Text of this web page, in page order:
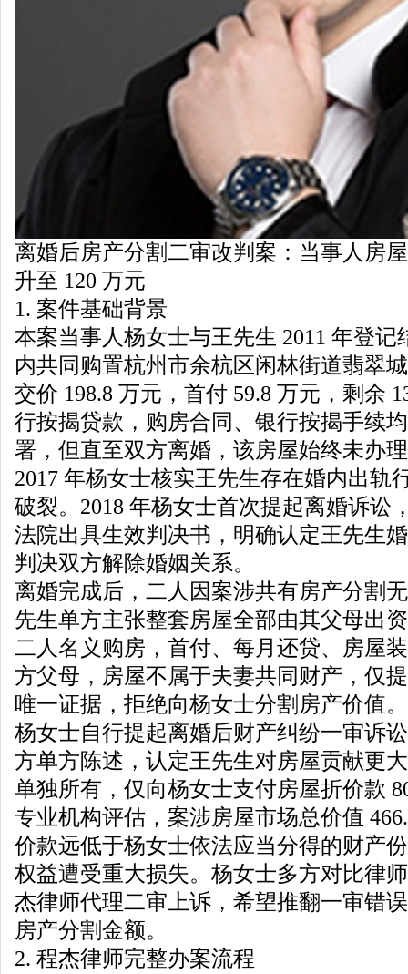
离婚后房产分割二审改判案：当事人房
升至 120 万元
1. 案件基础背景
本案当事人杨女士与王先生 2011 年登记
内共同购置杭州市余杭区闲林街道翡翠
交价 198.8 万元，首付 59.8 万元，剩余
行按揭贷款，购房合同、银行按揭手续
署，但直至双方离婚，该房屋始终未办
2017 年杨女士核实王先生存在婚内出轨
破裂。2018 年杨女士首次提起离婚诉讼
法院出具生效判决书，明确认定王先生
判决双方解除婚姻关系。
离婚完成后，二人因案涉共有房产分割
先生单方主张整套房屋全部由其父母出
二人名义购房，首付、每月还贷、房屋
方父母，房屋不属于夫妻共同财产，仅
唯一证据，拒绝向杨女士分割房产价值。
杨女士自行提起离婚后财产纠纷一审诉
方单方陈述，认定王先生对房屋贡献更
单独所有，仅向杨女士支付房屋折价款
专业机构评估，案涉房屋市场总价值
价款远低于杨女士依法应当分得的财产
权益遭受重大损失。杨女士多方对比律
杰律师代理二审上诉，希望推翻一审错
房产分割金额。
2. 程杰律师完整办案流程